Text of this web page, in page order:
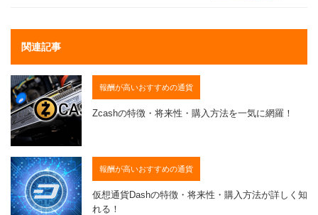
関連記事
報酬が高いおすすめの通貨
Zcashの特徴・将来性・購入方法を一気に網羅！
報酬が高いおすすめの通貨
仮想通貨Dashの特徴・将来性・購入方法が詳しく知
れる！